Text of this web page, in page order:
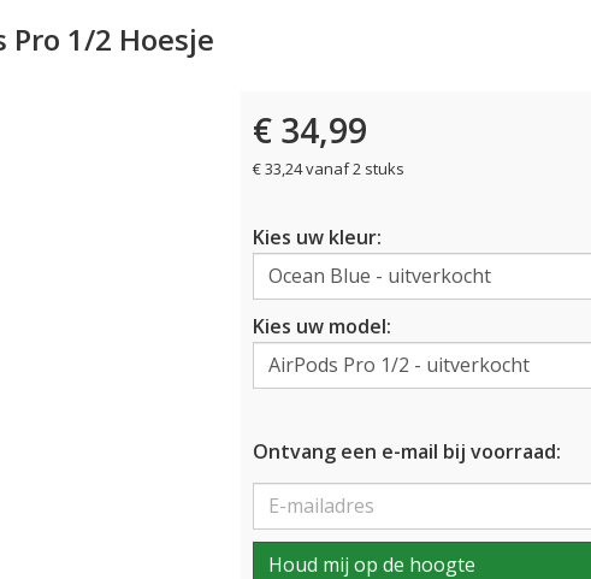
Pro 1/2 Hoesje
€ 34,99
€ 33,24 vanaf 2 stuks
Kies uw kleur:
Kies uw model:
Ontvang een e-mail bij voorraad:
Houd mij op de hoogte